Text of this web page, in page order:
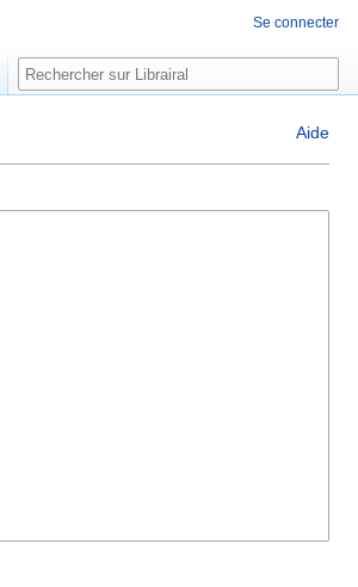
Aide
Se connecter
Rechercher